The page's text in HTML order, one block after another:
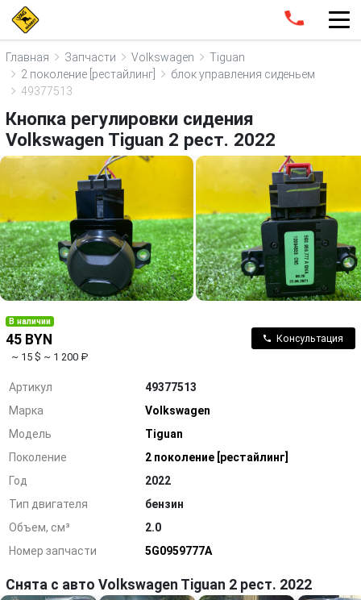
Главная Запчасти Volkswagen
Tiguan
2 поколение [рестайлинг]
блок управления сиденьем
49377513
Кнопка регулировки сидения
Volkswagen Tiguan 2 рест. 2022
В наличии
45 BYN
~ 15 $ ~ 1 200 ₽
Консультация
Артикул
49377513
Марка
Volkswagen
Модель
Tiguan
Поколение
2 поколение [рестайлинг]
Год
2022
Тип двигателя
бензин
Объем, см³
2.0
Номер запчасти
5G0959777A
Снята с авто Volkswagen Tiguan 2 рест. 2022